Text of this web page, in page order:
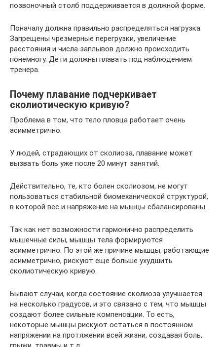
позвоночный столб поддерживается в должной форме.
Поначалу должна правильно распределяться нагрузка.
Запрещены чрезмерные перегрузки, увеличение
расстояния и числа заплывов должно происходить
понемногу. Дети должны плавать под наблюдением
тренера.
Почему плавание подчеркивает
сколиотическую кривую?
Проблема в том, что тело пловца работает очень
асимметрично.
У людей, страдающих от сколиоза, плавание может
вызвать боль уже после 20 минут занятий.
Действительно, те, кто болен сколиозом, не могут
пользоваться стабильной биомеханической структурой,
в которой вес и напряжение на мышцы сбалансированы.
Так как нет возможности гармонично распределить
мышечные силы, мышцы тела формируются
асимметрично. По этой же причине мышцы, работающие
асимметрично, рискуют еще больше ухудшить
сколиотическую кривую.
Бывают случаи, когда состояние сколиоза улучшается
на несколько градусов, и это связано с тем, что мышцы
создают более сильные компенсации. То есть,
некоторые мышцы рискуют остаться в постоянном
напряжении на протяжении всей жизни, создавая боль,